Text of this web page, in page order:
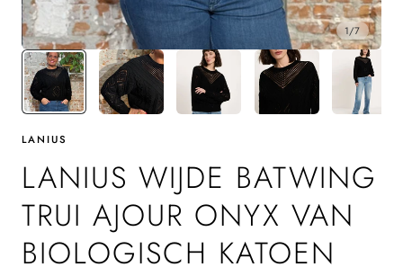
1/7
LANIUS
LANIUS WIJDE BATWING
TRUI AJOUR ONYX VAN
BIOLOGISCH KATOEN